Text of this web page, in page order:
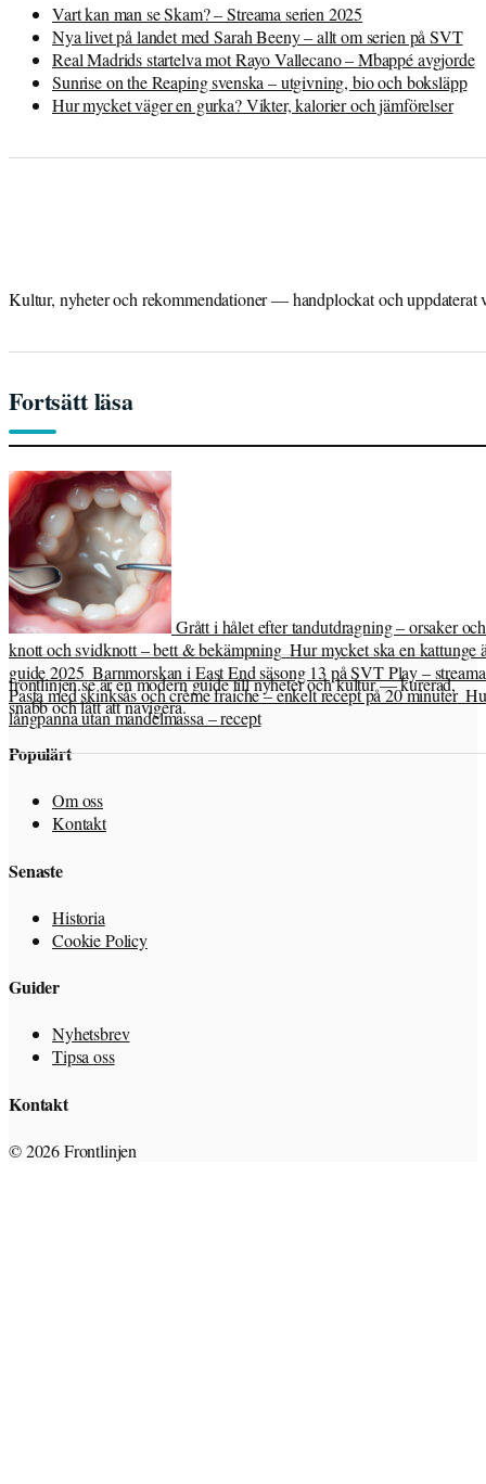
Vart kan man se Skam? – Streama serien 2025
Nya livet på landet med Sarah Beeny – allt om serien på SVT
Real Madrids startelva mot Rayo Vallecano – Mbappé avgjorde
Sunrise on the Reaping svenska – utgivning, bio och boksläpp
Hur mycket väger en gurka? Vikter, kalorier och jämförelser
Kultur, nyheter och rekommendationer — handplockat och uppdaterat
Fortsätt läsa
Grått i hålet efter tandutdragning – orsaker
knott och svidknott – bett & bekämpning Hur mycket ska en kattunge
guide 2025 Barnmorskan i East End säsong 13 på SVT Play –
Pasta med skinksås och crème fraiche – enkelt recept på 20 minuter
långpanna utan mandelmassa – recept
frontlinjen.se är en modern guide till nyheter och kultur — kurerad,
snabb och lätt att navigera.
Populärt
Om oss
Kontakt
Senaste
Historia
Cookie Policy
Guider
Nyhetsbrev
Tipsa oss
Kontakt
© 2026 Frontlinjen